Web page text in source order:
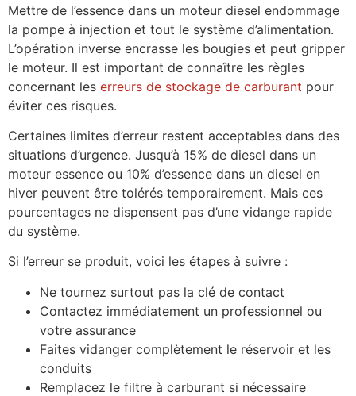
Mettre de l’essence dans un moteur diesel endommage
la pompe à injection et tout le système d’alimentation.
L’opération inverse encrasse les bougies et peut gripper
le moteur. Il est important de connaître les règles
concernant les erreurs de stockage de carburant pour
éviter ces risques.
Certaines limites d’erreur restent acceptables dans des
situations d’urgence. Jusqu’à 15% de diesel dans un
moteur essence ou 10% d’essence dans un diesel en
hiver peuvent être tolérés temporairement. Mais ces
pourcentages ne dispensent pas d’une vidange rapide
du système.
Si l’erreur se produit, voici les étapes à suivre :
Ne tournez surtout pas la clé de contact
Contactez immédiatement un professionnel ou
votre assurance
Faites vidanger complètement le réservoir et les
conduits
Remplacez le filtre à carburant si nécessaire